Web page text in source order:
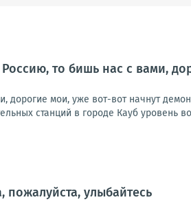
то бишь нас с вами,
дорогие мои, уже вот-вот начнут
станций в городе Кауб уровень
пожалуйста, улыбайтесь